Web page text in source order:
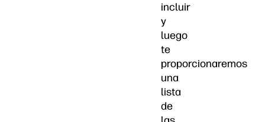
incluir
y
luego
te
proporcionaremos
una
lista
de